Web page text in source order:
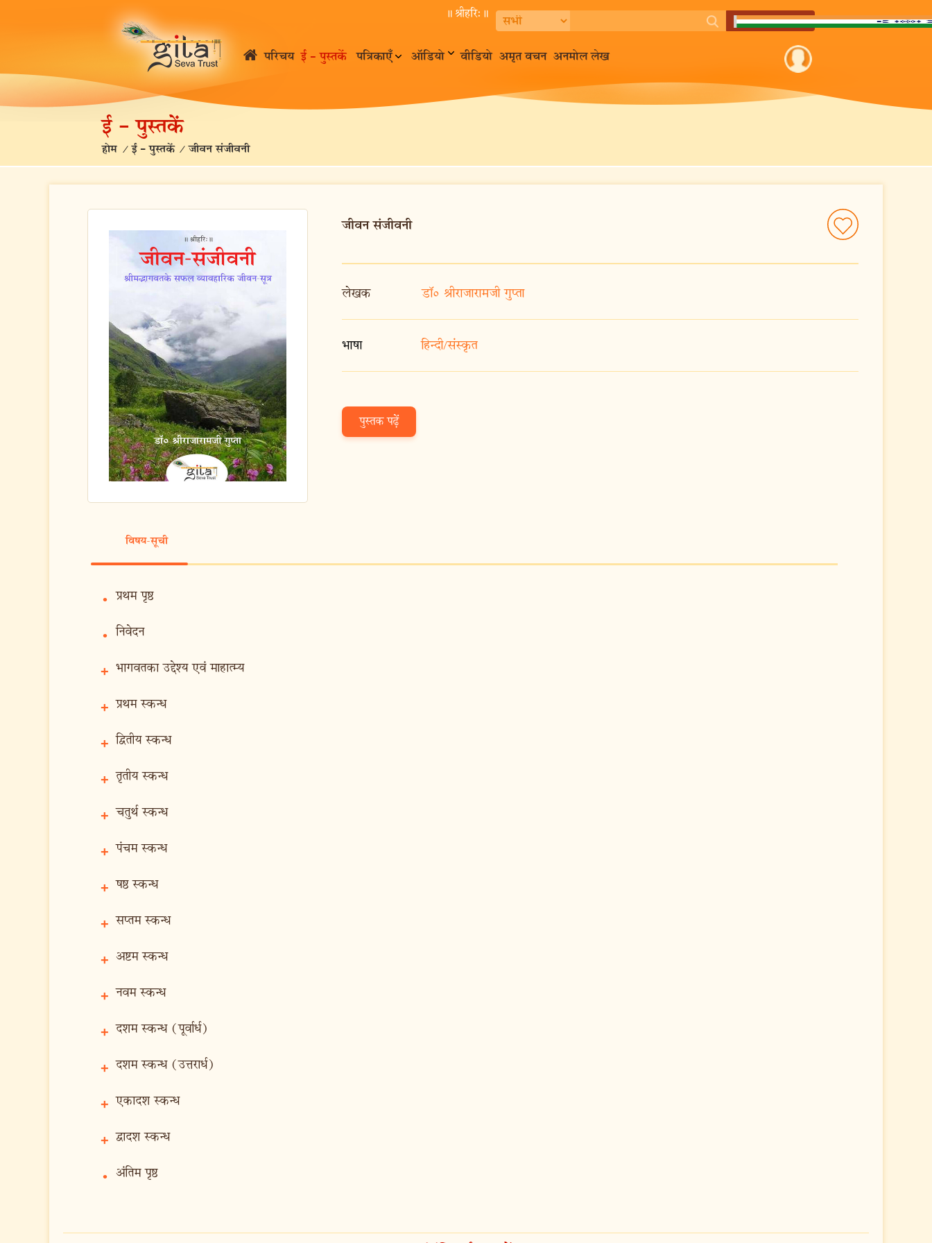
॥ श्रीहरि:॥
परिचय ई – पुस्तकें पत्रिकाएँ ऑडियो वीडियो अमृत वचन अनमोल लेख
ई – पुस्तकें
होम /ई – पुस्तकें /जीवन संजीवनी
जीवन संजीवनी
लेखक डॉ० श्रीराजारामजी गुप्ता
भाषा हिन्दी/संस्कृत
पुस्तक पढ़ें
विषय-सूची
• प्रथम पृष्ठ
• निवेदन
+ भागवतका उद्देश्य एवं माहात्म्य
+ प्रथम स्कन्ध
+ द्वितीय स्कन्ध
+ तृतीय स्कन्ध
+ चतुर्थ स्कन्ध
+ पंचम स्कन्ध
+ षष्ठ स्कन्ध
+ सप्तम स्कन्ध
+ अष्टम स्कन्ध
+ नवम स्कन्ध
+ दशम स्कन्ध (पूर्वार्ध)
+ दशम स्कन्ध (उत्तरार्ध)
+ एकादश स्कन्ध
+ द्वादश स्कन्ध
• अंतिम पृष्ठ